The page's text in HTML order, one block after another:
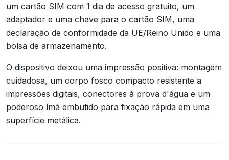
um cartão SIM com 1 dia de acesso gratuito, um
adaptador e uma chave para o cartão SIM, uma
declaração de conformidade da UE/Reino Unido e uma
bolsa de armazenamento.
O dispositivo deixou uma impressão positiva: montagem
cuidadosa, um corpo fosco compacto resistente a
impressões digitais, conectores à prova d'água e um
poderoso ímã embutido para fixação rápida em uma
superfície metálica.